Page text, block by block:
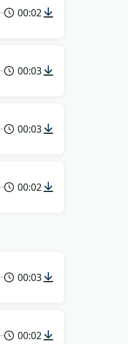
00:02
00:03
00:03
00:02
00:03
00:02